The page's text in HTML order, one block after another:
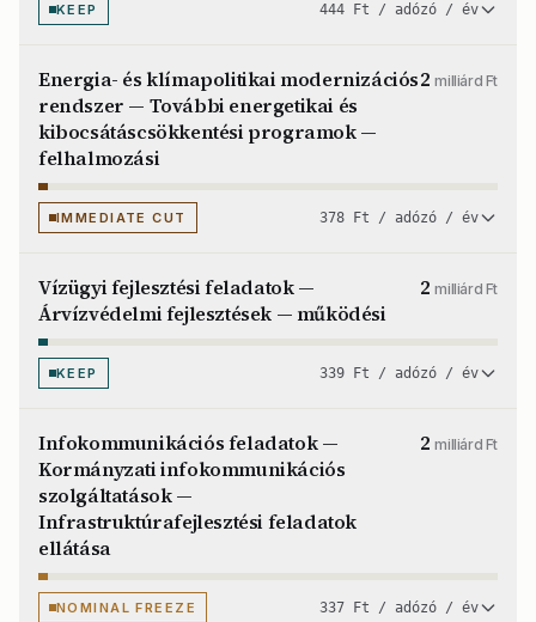
KEEP 444 Ft / adózó / év
Energia- és klímapolitikai modernizációs
rendszer — További energetikai és
kibocsátáscsökkentési programok —
felhalmozási
2milliárd Ft
IMMEDIATE CUT 378 Ft / adózó / év
Vízügyi fejlesztési feladatok —
Árvízvédelmi fejlesztések — működési
2milliárd Ft
KEEP 339 Ft / adózó / év
Infokommunikációs feladatok —
Kormányzati infokommunikációs
szolgáltatások —
Infrastruktúrafejlesztési feladatok
ellátása
2milliárd Ft
NOMINAL FREEZE 337 Ft / adózó / év